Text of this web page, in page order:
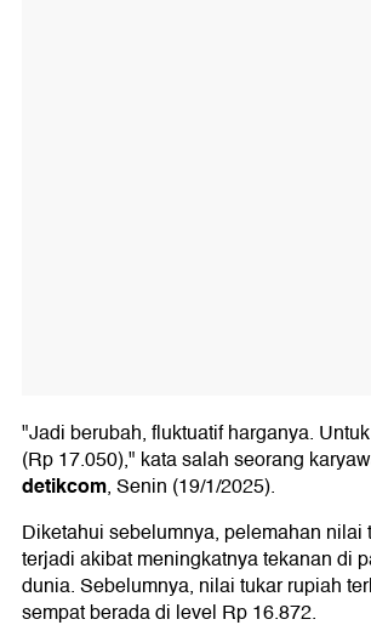
"Jadi berubah, fluktuatif harganya.
(Rp 17.050)," kata salah seorang
detikcom, Senin (19/1/2025).
Diketahui sebelumnya, pelemahan nilai
terjadi akibat meningkatnya tekanan di
dunia. Sebelumnya, nilai tukar rupiah
sempat berada di level Rp 16.872.